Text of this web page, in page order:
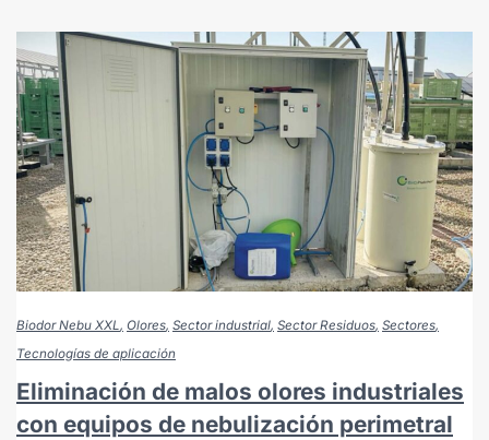
Biodor Nebu XXL Olores Sector industrial Sector Residuos Sectores
Tecnologías de aplicación
Eliminación de malos olores industriales
con equipos de nebulización perimetral